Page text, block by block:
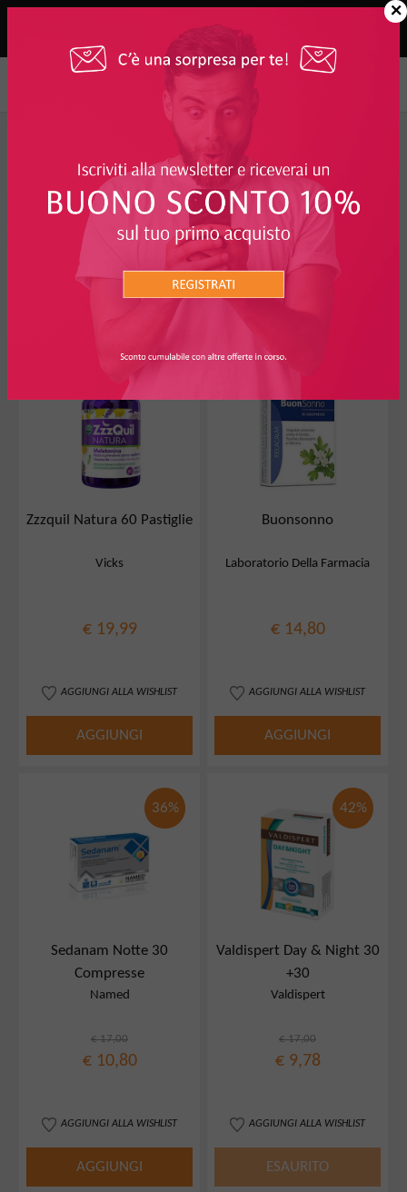
FILTRO
UMORE, STRESS E RIPOSO
NOTTURNO
I PIÙ RICHIESTI
Zzzquil Natura 60 Pastiglie
Vicks
€ 19,99
AGGIUNGI ALLA WISHLIST
AGGIUNGI
Buonsonno
Laboratorio Della Farmacia
€ 14,80
AGGIUNGI ALLA WISHLIST
AGGIUNGI
36%
Sedanam Notte 30
Compresse
Named
€ 17,00
€ 10,80
AGGIUNGI ALLA WISHLIST
AGGIUNGI
42%
Valdispert Day & Night 30
+30
Valdispert
€ 17,00
€ 9,78
AGGIUNGI ALLA WISHLIST
ESAURITO
×